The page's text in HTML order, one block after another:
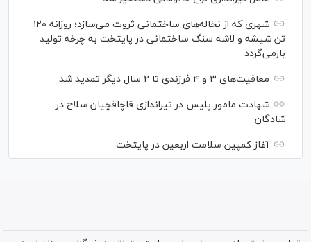
شهری که از نخاله‌های ساختمانی ثروت می‌سازد؛ روزانه ۱۲۰
تن شیشه و لاشه سنگ ساختمانی در پایتخت به چرخه تولید
بازمی‌گردد
معافیت‌های ۳ و ۴ فرزندی تا ۲ سال دیگر تمدید شد
شهادت مامور پلیس در تیراندازی قاچاقچیان سلاح در
شادگان
آغاز کمپین سلامت اربعین در پایتخت